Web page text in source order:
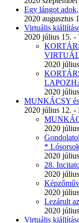
Egy lángot
2020 augusztus
Virtuális
2020 július 15. -
2020
2020
MUNKÁCSY
2020 július 12. -
2020
*
2020
28.
2020
2020
Lezárult
2020
Virtuális